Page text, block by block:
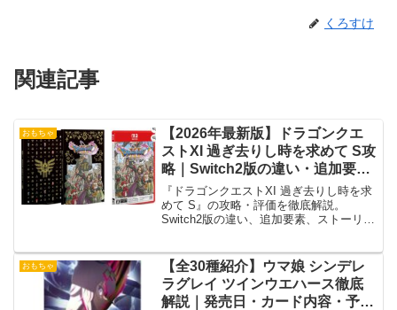
くろすけ
関連記事
おもちゃ
【2026年最新版】ドラゴンクエ
ストXI 過ぎ去りし時を求めて S攻
略｜Switch2版の違い・追加要
素・最強パーティ完全ガイド
『ドラゴンクエストXI 過ぎ去りし時を求
めて S』の攻略・評価を徹底解説。
Switch2版の違い、追加要素、ストーリ
完全網羅した決定版ガイドです。
おもちゃ
【全30種紹介】ウマ娘 シンデレ
ラグレイ ツインウエハース徹底
解説｜発売日・カード内容・予約